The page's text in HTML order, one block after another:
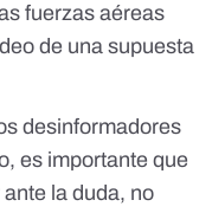
fuerzas aéreas
de una supuesta
desinformadores
es importante que
la duda, no